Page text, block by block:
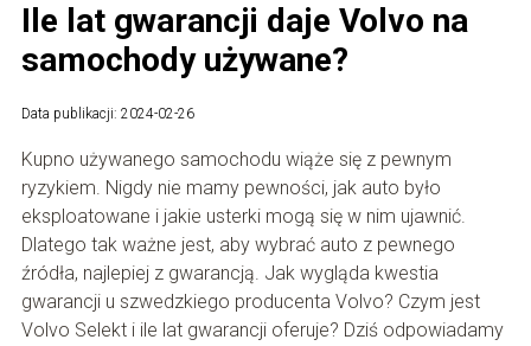
Ile lat gwarancji daje Volvo na
samochody używane?
Data publikacji: 2024-02-26
Kupno używanego samochodu wiąże się z pewnym
ryzykiem. Nigdy nie mamy pewności, jak auto było
eksploatowane i jakie usterki mogą się w nim ujawnić.
Dlatego tak ważne jest, aby wybrać auto z pewnego
źródła, najlepiej z gwarancją. Jak wygląda kwestia
gwarancji u szwedzkiego producenta Volvo? Czym jest
Volvo Selekt i ile lat gwarancji oferuje? Dziś odpowiadamy